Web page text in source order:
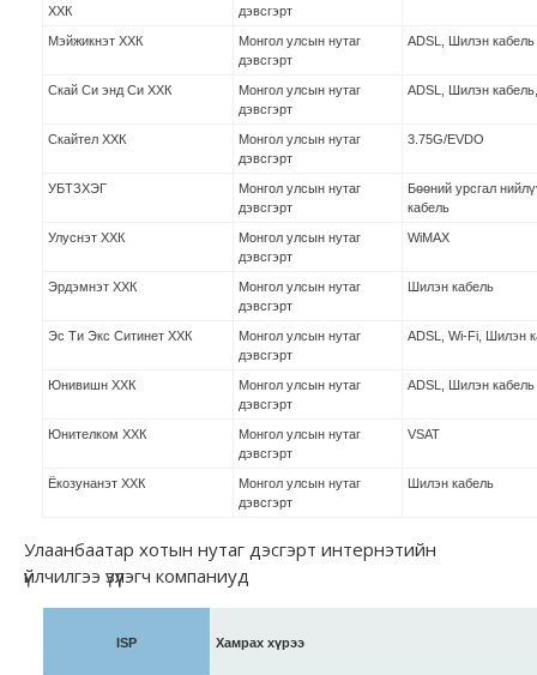
ХХК
дэвсгэрт
Мэйжикнэт ХХК
Монгол улсын нутаг
дэвсгэрт
ADSL, Шилэн кабель
Скай Си энд Си ХХК
Монгол улсын нутаг
дэвсгэрт
ADSL, Шилэн
Скайтел ХХК
Монгол улсын нутаг
дэвсгэрт
3.75G/EVDO
УБТЗХЭГ
Монгол улсын нутаг
дэвсгэрт
Бөөний урсгал
кабель
Улуснэт ХХК
Монгол улсын нутаг
дэвсгэрт
WiMAX
Эрдэмнэт ХХК
Монгол улсын нутаг
дэвсгэрт
Шилэн кабель
Эс Ти Экс Ситинет ХХК
Монгол улсын нутаг
дэвсгэрт
ADSL, Wi-Fi, Шилэн
Юнивишн ХХК
Монгол улсын нутаг
дэвсгэрт
ADSL, Шилэн кабель
Юнителком ХХК
Монгол улсын нутаг
дэвсгэрт
VSAT
Ёкозунанэт ХХК
Монгол улсын нутаг
дэвсгэрт
Шилэн кабель
Улаанбаатар хотын нутаг дэсгэрт интернэтийн
үйлчилгээ үзүүлэгч компаниуд
ISP Хамрах хүрээ